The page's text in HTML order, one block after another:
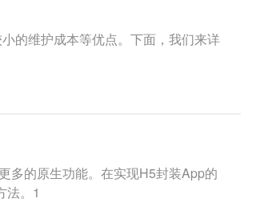
的维护成本等优点。下面，我们来详
多的原生功能。在实现H5封装App的
法。1